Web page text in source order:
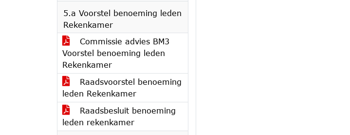
5.a Voorstel benoeming leden
Rekenkamer
Commissie advies BM3
Voorstel benoeming leden
Rekenkamer
Raadsvoorstel benoeming
leden Rekenkamer
Raadsbesluit benoeming
leden rekenkamer